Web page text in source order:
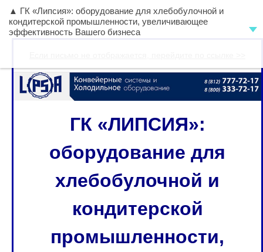
▲ ГК «Липсия»: оборудование для хлебобулочной и
кондитерской промышленности, увеличивающее
эффективность Вашего бизнеса
ГК «ЛИПСИЯ»:
оборудование для
хлебобулочной и
кондитерской
промышленности,